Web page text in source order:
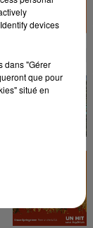
devices
dans "Gérer
que pour
situé en